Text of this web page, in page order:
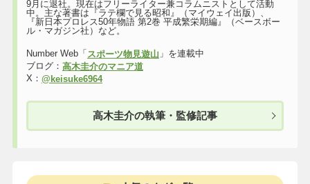
9月に退社。現在はフリーライター兼コラムニストとして活動
中。主な著書は『ラテ欄で見る昭和』（マイウェイ出版）、
『新日本プロレス50年物語 第2巻 平成繁栄期編』（ベースボー
ル・マガジン社）など。
Number Web「 スポーツ物見遊山 」を連載中
ブログ： 高木圭介のマニア道
X： @keisuke6964
高木圭介の執筆・監修記事